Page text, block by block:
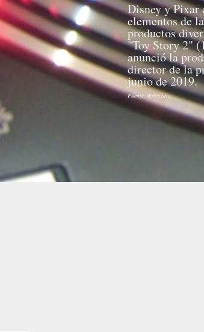
Disney y Pixar
elementos de
productos
"Toy Story 2"
anunció la
director de la
junio de 2019.
Fuente: Wikipedia